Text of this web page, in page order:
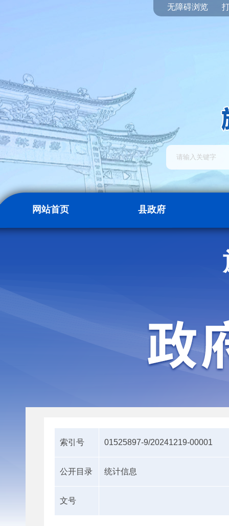
无障碍浏览
网站首页 县政府
索引号 01525897-9/20241219-00001
公开目录 统计信息
文号